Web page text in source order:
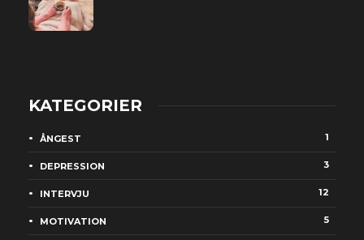
KATEGORIER
ÅNGEST 1
DEPRESSION 3
INTERVJU 12
MOTIVATION 5